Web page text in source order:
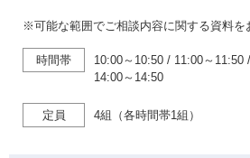
※可能な範囲でご相談内容に関する資料を
時間帯 10:00～10:50 / 11:00～11:50 /
14:00～14:50
定員 4組（各時間帯1組）